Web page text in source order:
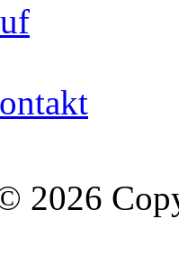
2026